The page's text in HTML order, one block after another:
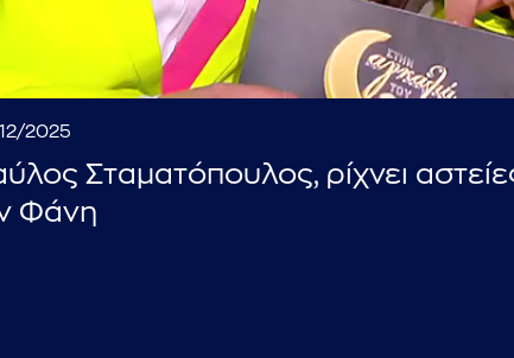
...πληκτρολογήστε κείμενο προς αναζήτηση
2025
Σταματόπουλος, ρίχνει
Φάνη